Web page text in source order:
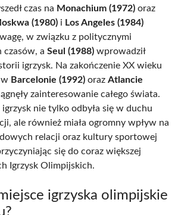
czas na Monachium (1972) oraz
(1980) i Los Angeles (1984)
w związku z politycznymi
czasów, a Seul (1988) wprowadził
igrzysk. Na zakończenie XX wieku
w Barcelonie (1992) oraz Atlancie
zainteresowanie całego świata.
nie tylko odbyła się w duchu
ale również miała ogromny wpływ na
relacji oraz kultury sportowej
się do coraz większej
Igrzysk Olimpijskich.
igrzyska olimpijskie